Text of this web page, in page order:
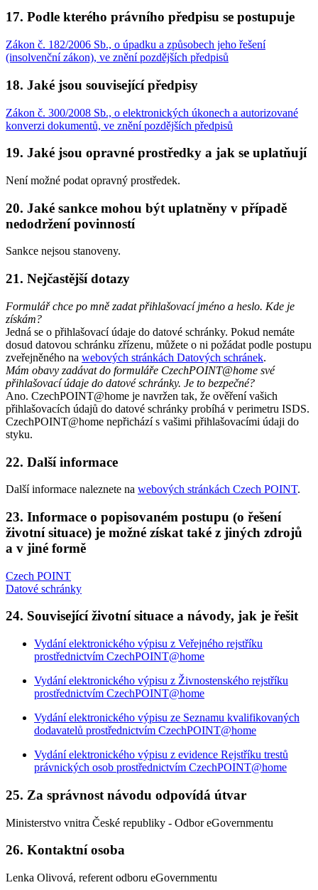
17. Podle kterého právního předpisu se postupuje
Zákon č. 182/2006 Sb., o úpadku a způsobech jeho řešení
(insolvenční zákon), ve znění pozdějších předpisů
18. Jaké jsou související předpisy
Zákon č. 300/2008 Sb., o elektronických úkonech a autorizované
konverzi dokumentů, ve znění pozdějších předpisů
19. Jaké jsou opravné prostředky a jak se uplatňují
Není možné podat opravný prostředek.
20. Jaké sankce mohou být uplatněny v případě
nedodržení povinností
Sankce nejsou stanoveny.
21. Nejčastější dotazy
Formulář chce po mně zadat přihlašovací jméno a heslo. Kde je
získám?
Jedná se o přihlašovací údaje do datové schránky. Pokud nemáte
dosud datovou schránku zřízenu, můžete o ni požádat podle postupu
zveřejněného na webových stránkách Datových schránek.
Mám obavy zadávat do formuláře CzechPOINT@home své
přihlašovací údaje do datové schránky. Je to bezpečné?
Ano. CzechPOINT@home je navržen tak, že ověření vašich
přihlašovacích údajů do datové schránky probíhá v perimetru ISDS.
CzechPOINT@home nepřichází s vašimi přihlašovacími údaji do
styku.
22. Další informace
Další informace naleznete na webových stránkách Czech POINT.
23. Informace o popisovaném postupu (o řešení
životní situace) je možné získat také z jiných zdrojů
a v jiné formě
Czech POINT
Datové schránky
24. Související životní situace a návody, jak je řešit
Vydání elektronického výpisu z Veřejného rejstříku
prostřednictvím CzechPOINT@home
Vydání elektronického výpisu z Živnostenského rejstříku
prostřednictvím CzechPOINT@home
Vydání elektronického výpisu ze Seznamu kvalifikovaných
dodavatelů prostřednictvím CzechPOINT@home
Vydání elektronického výpisu z evidence Rejstříku trestů
právnických osob prostřednictvím CzechPOINT@home
25. Za správnost návodu odpovídá útvar
Ministerstvo vnitra České republiky - Odbor eGovernmentu
26. Kontaktní osoba
Lenka Olivová, referent odboru eGovernmentu